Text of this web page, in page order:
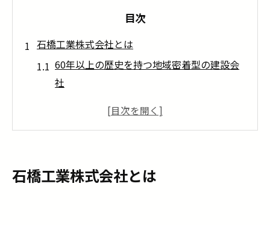
目次
石橋工業株式会社とは
60年以上の歴史を持つ地域密着型の建設会
社
社員を大切に育てる社風
現場作業員から監督になるには？
石橋工業株式会社とは